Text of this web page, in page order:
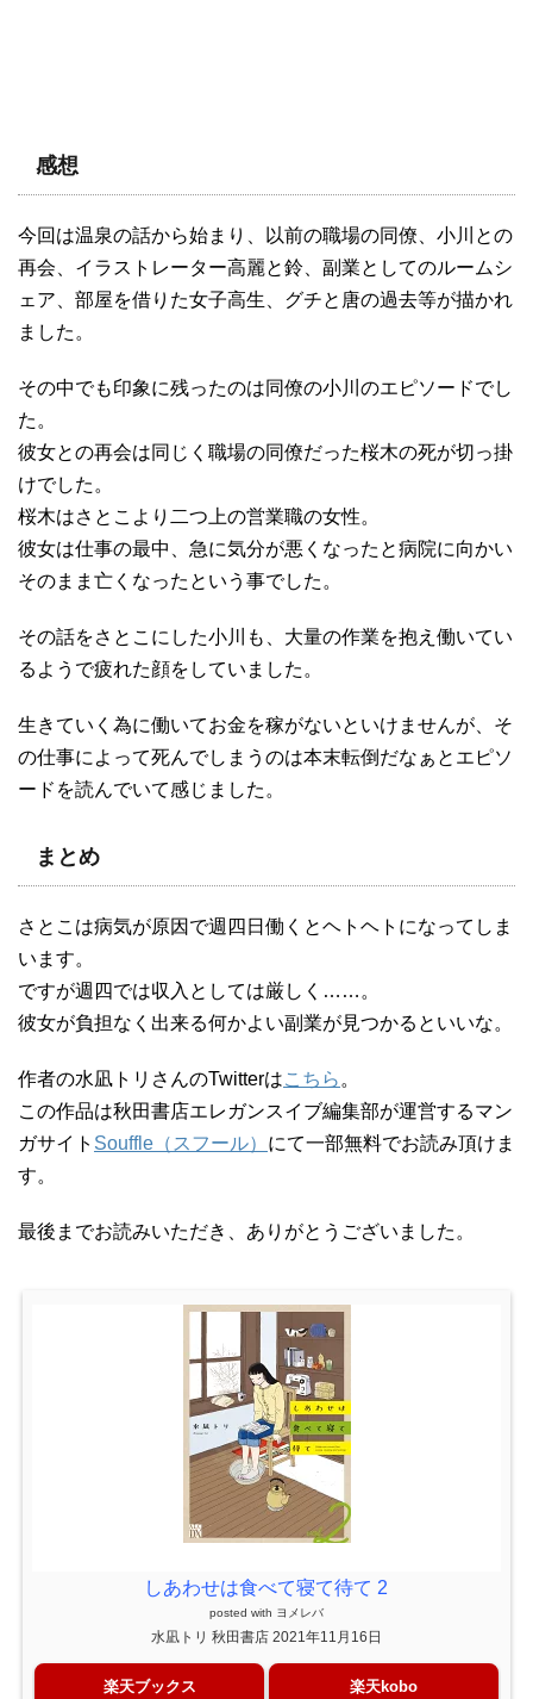
感想
今回は温泉の話から始まり、以前の職場の同僚、小川との
再会、イラストレーター高麗と鈴、副業としてのルームシ
ェア、部屋を借りた女子高生、グチと唐の過去等が描かれ
ました。
その中でも印象に残ったのは同僚の小川のエピソードでし
た。
彼女との再会は同じく職場の同僚だった桜木の死が切っ掛
けでした。
桜木はさとこより二つ上の営業職の女性。
彼女は仕事の最中、急に気分が悪くなったと病院に向かい
そのまま亡くなったという事でした。
その話をさとこにした小川も、大量の作業を抱え働いてい
るようで疲れた顔をしていました。
生きていく為に働いてお金を稼がないといけませんが、そ
の仕事によって死んでしまうのは本末転倒だなぁとエピソ
ードを読んでいて感じました。
まとめ
さとこは病気が原因で週四日働くとヘトヘトになってしま
います。
ですが週四では収入としては厳しく……。
彼女が負担なく出来る何かよい副業が見つかるといいな。
作者の水凪トリさんのTwitterはこちら。
この作品は秋田書店エレガンスイブ編集部が運営するマン
ガサイト Souffle（スフール） にて一部無料でお読み頂けま
す。
最後までお読みいただき、ありがとうございました。
しあわせは食べて寝て待て 2
posted with ヨメレバ
水凪トリ 秋田書店 2021年11月16日
楽天ブックス 楽天kobo